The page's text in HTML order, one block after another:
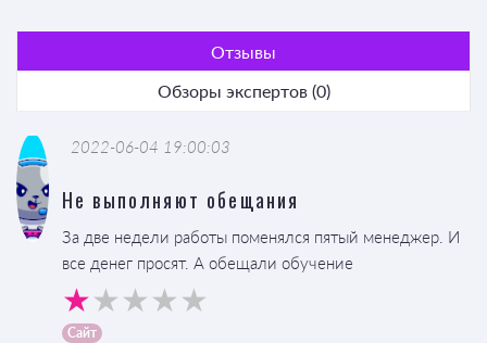
Отзывы
Обзоры экспертов (0)
2022-06-04 19:00:03
Не выполняют обещания
За две недели работы поменялся пятый менеджер. И
все денег просят. А обещали обучение
Сайт